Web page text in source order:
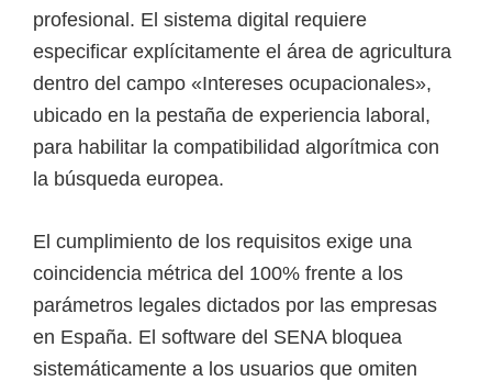
profesional. El sistema digital requiere
especificar explícitamente el área de agricultura
dentro del campo «Intereses ocupacionales»,
ubicado en la pestaña de experiencia laboral,
para habilitar la compatibilidad algorítmica con
la búsqueda europea.
El cumplimiento de los requisitos exige una
coincidencia métrica del 100% frente a los
parámetros legales dictados por las empresas
en España. El software del SENA bloquea
sistemáticamente a los usuarios que omiten